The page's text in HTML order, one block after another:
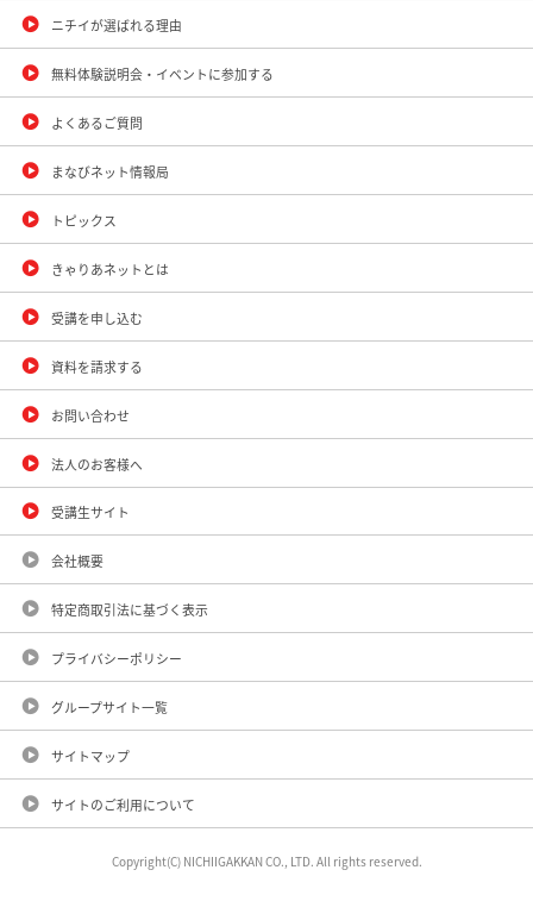
ニチイが選ばれる理由
無料体験説明会・イベントに参加する
よくあるご質問
まなびネット情報局
トピックス
きゃりあネットとは
受講を申し込む
資料を請求する
お問い合わせ
法人のお客様へ
受講生サイト
会社概要
特定商取引法に基づく表示
プライバシーポリシー
グループサイト一覧
サイトマップ
サイトのご利用について
Copyright(C) NICHIIGAKKAN CO., LTD. All rights reserved.